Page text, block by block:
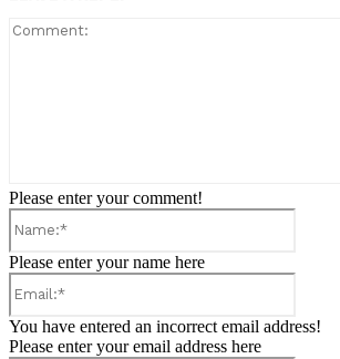
Please enter your comment!
Please enter your name here
You have entered an incorrect email address!
Please enter your email address here